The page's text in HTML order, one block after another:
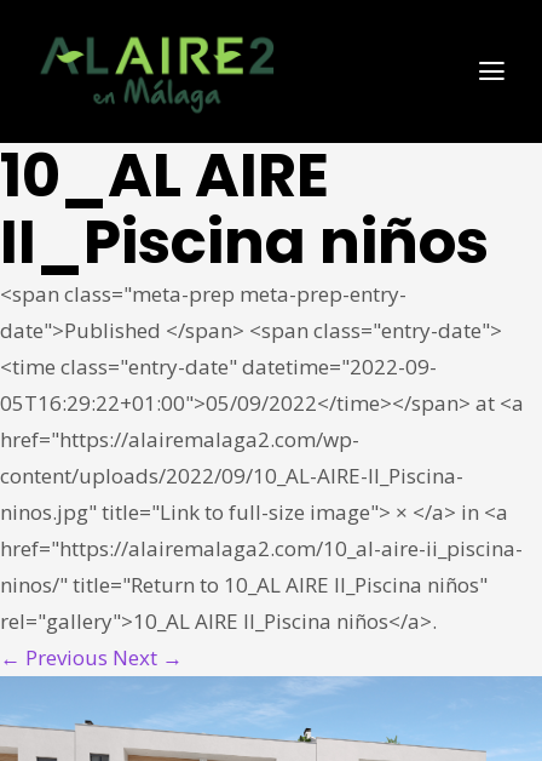
10_AL AIRE
II_Piscina niños
<span class="meta-prep meta-prep-entry-
date">Published </span> <span class="entry-date">
<time class="entry-date" datetime="2022-09-
05T16:29:22+01:00">05/09/2022</time></span> at <a
href="https://alairemalaga2.com/wp-
content/uploads/2022/09/10_AL-AIRE-II_Piscina-
ninos.jpg" title="Link to full-size image"> × </a> in <a
href="https://alairemalaga2.com/10_al-aire-ii_piscina-
ninos/" title="Return to 10_AL AIRE II_Piscina niños"
rel="gallery">10_AL AIRE II_Piscina niños</a>.
← Previous Next →